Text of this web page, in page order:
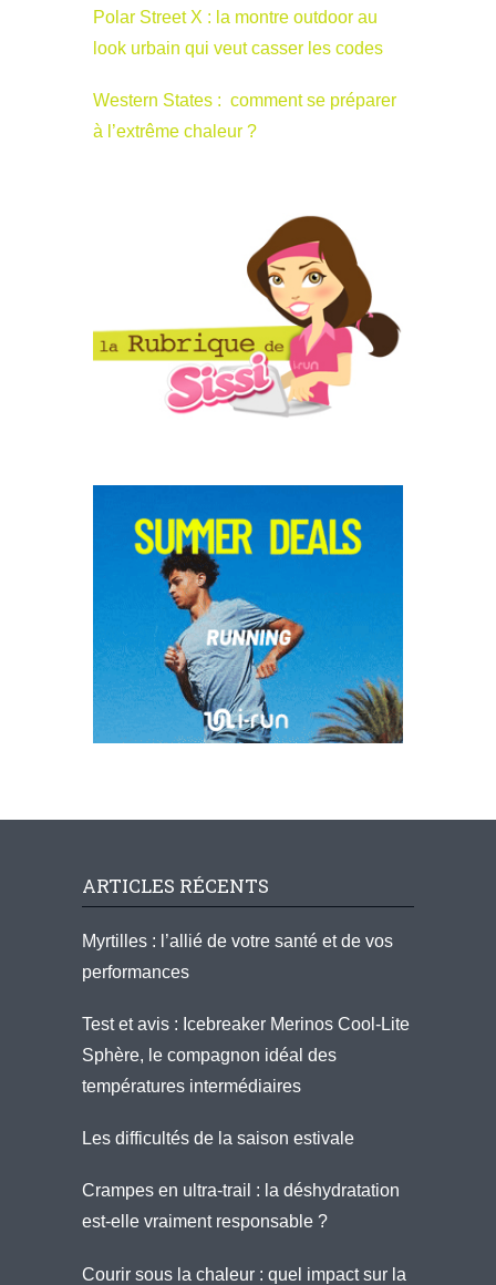
Polar Street X : la montre outdoor au
look urbain qui veut casser les codes
Western States : comment se préparer
à l’extrême chaleur ?
ARTICLES RÉCENTS
Myrtilles : l’allié de votre santé et de vos
performances
Test et avis : Icebreaker Merinos Cool-Lite
Sphère, le compagnon idéal des
températures intermédiaires
Les difficultés de la saison estivale
Crampes en ultra-trail : la déshydratation
est-elle vraiment responsable ?
Courir sous la chaleur : quel impact sur la